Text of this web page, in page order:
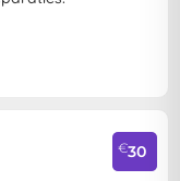
€30